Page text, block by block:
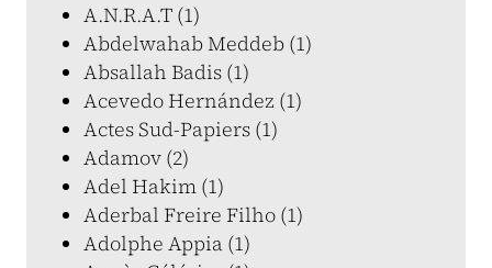
A.N.R.A.T (1)
Abdelwahab Meddeb (1)
Absallah Badis (1)
Acevedo Hernández (1)
Actes Sud-Papiers (1)
Adamov (2)
Adel Hakim (1)
Aderbal Freire Filho (1)
Adolphe Appia (1)